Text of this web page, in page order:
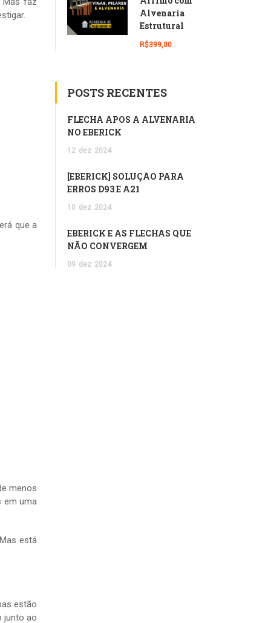
que a
menos
em uma
está
estão
junto ao
Alvenaria
Estrutural
R$399,00
POSTS RECENTES
FLECHA APÓS A ALVENARIA
NO EBERICK
12 dez 2024
[EBERICK] SOLUÇÃO PARA
ERROS D93 E A21
10 dez 2024
EBERICK E AS FLECHAS QUE
NÃO CONVERGEM
09 dez 2024